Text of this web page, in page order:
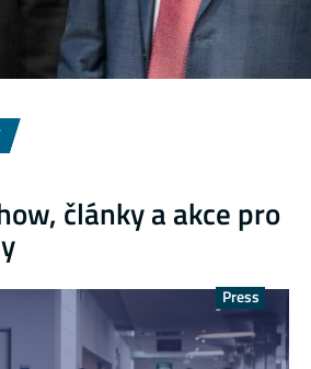
články a akce pro
Press